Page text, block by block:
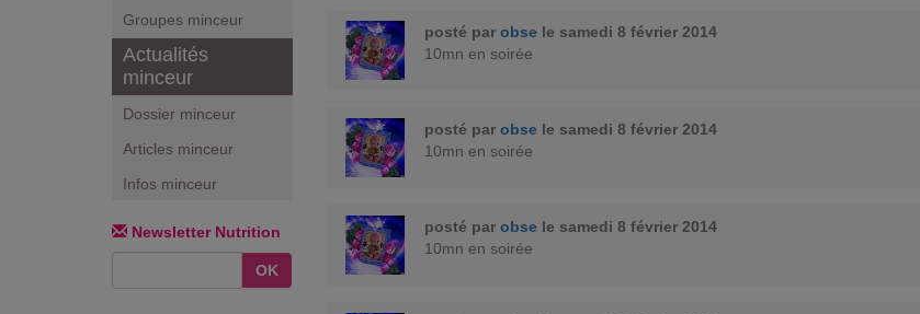
Groupes minceur
Actualités
minceur
Dossier minceur
Articles minceur
Infos minceur
Newsletter Nutrition
OK
posté par obse le samedi 8 février 2014
10mn en soirée
posté par obse le samedi 8 février 2014
10mn en soirée
posté par obse le samedi 8 février 2014
10mn en soirée